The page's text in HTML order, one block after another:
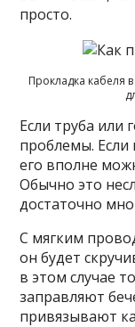
просто.
Прокладка кабеля
Если труба или
проблемы. Если
его вполне
Обычно это
достаточно
С мягким
он будет
в этом случае
заправляют
привязывают